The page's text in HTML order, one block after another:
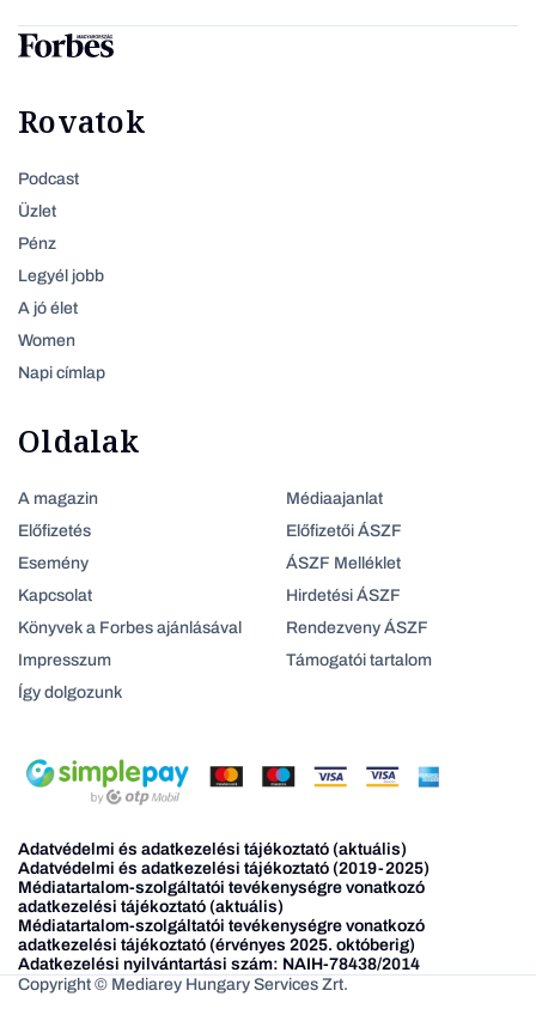
Rovatok
Podcast
Üzlet
Pénz
Legyél jobb
A jó élet
Women
Napi címlap
Oldalak
A magazin
Előfizetés
Esemény
Kapcsolat
Könyvek a Forbes ajánlásával
Impresszum
Így dolgozunk
Médiaajanlat
Előfizetői ÁSZF
ÁSZF Melléklet
Hirdetési ÁSZF
Rendezveny ÁSZF
Támogatói tartalom
Adatvédelmi és adatkezelési tájékoztató (aktuális)
Adatvédelmi és adatkezelési tájékoztató (2019-2025)
Médiatartalom-szolgáltatói tevékenységre vonatkozó
adatkezelési tájékoztató (aktuális)
Médiatartalom-szolgáltatói tevékenységre vonatkozó
adatkezelési tájékoztató (érvényes 2025. októberig)
Adatkezelési nyilvántartási szám: NAIH-78438/2014
Copyright © Mediarey Hungary Services Zrt.